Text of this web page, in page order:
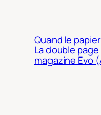
Quand le
La double
magazine Evo